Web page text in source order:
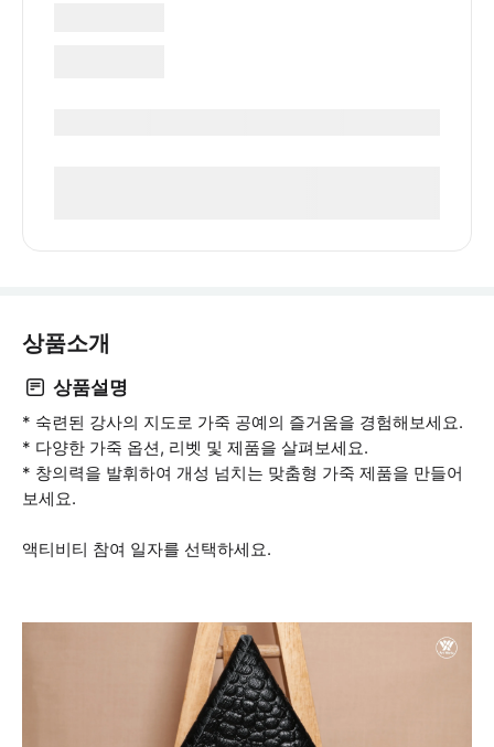
상품소개
상품설명
* 숙련된 강사의 지도로 가죽 공예의 즐거움을 경험해보세요.
* 다양한 가죽 옵션, 리벳 및 제품을 살펴보세요.
* 창의력을 발휘하여 개성 넘치는 맞춤형 가죽 제품을 만들어
보세요.
액티비티 참여 일자를 선택하세요.